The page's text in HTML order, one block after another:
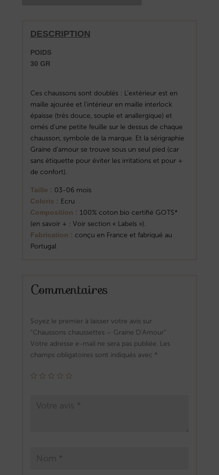
DESCRIPTION
POIDS
30 GR
Ces chaussons sont doublés : L’extérieur est en
maille ajourée et l’intérieur en maille interlock
épaisse (très douce, souple et anallergique) et
ornés d’une petite feuille sur le dessus de chaque
chausson, symbole de la marque. Et la sérigraphie
Graine d’amour se trouve sous un seul pied (car
sans étiquette pour éviter les irritations et pour +
de confort).
Taille : 03-06 mois
Coloris : Ecru
Composition : 100% coton bio certifié GOTS*
(en savoir + : Voir section « Labels »).
Fabrication : conçu en France et fabriqué au
Portugal
Commentaires
Soyez le premier à laisser votre avis sur
“Chaussons chaussettes – Graine D’Amour”
Votre adresse e-mail ne sera pas publiée. Les
champs obligatoires sont indiqués avec *